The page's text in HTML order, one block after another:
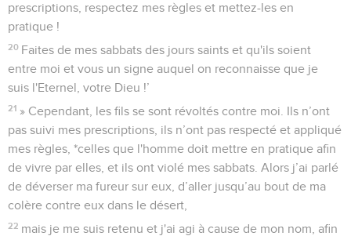
prescriptions, respectez mes règles et mettez-les en
pratique !
20 Faites de mes sabbats des jours saints et qu'ils soient
entre moi et vous un signe auquel on reconnaisse que je
suis l'Eternel, votre Dieu !’
21 » Cependant, les fils se sont révoltés contre moi. Ils n’ont
pas suivi mes prescriptions, ils n’ont pas respecté et appliqué
mes règles, *celles que l'homme doit mettre en pratique afin
de vivre par elles, et ils ont violé mes sabbats. Alors j’ai parlé
de déverser ma fureur sur eux, d’aller jusqu’au bout de ma
colère contre eux dans le désert,
22 mais je me suis retenu et j'ai agi à cause de mon nom, afin